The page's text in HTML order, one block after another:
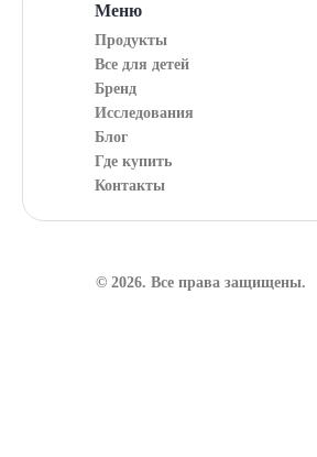
Меню
Продукты
Все для детей
Бренд
Исследования
Блог
Где купить
Контакты
© 2026. Все права защищены.